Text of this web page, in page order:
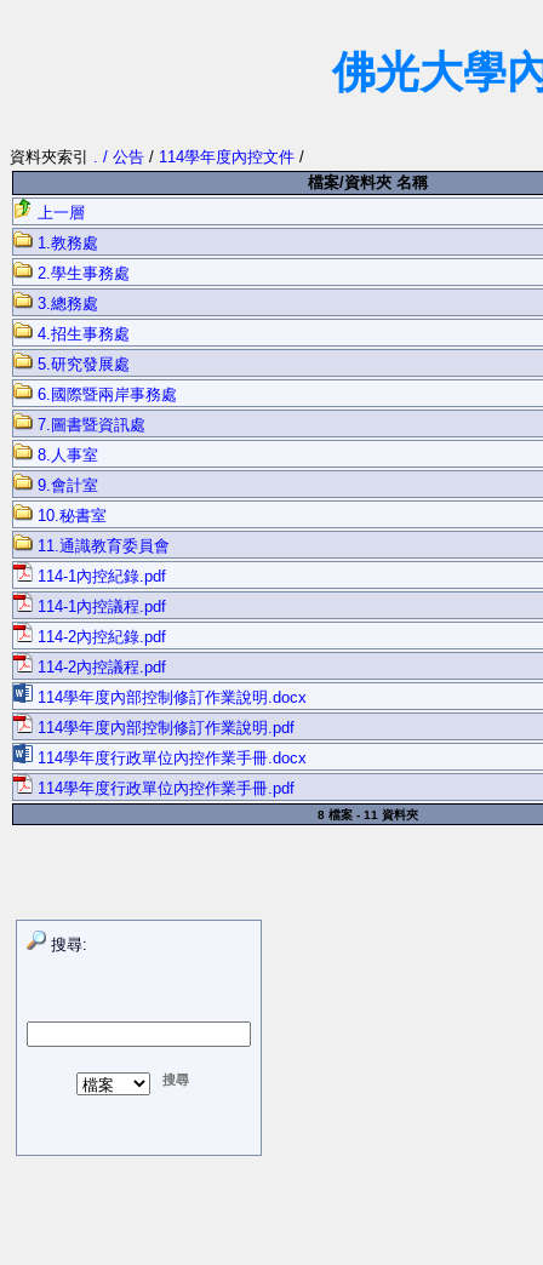
佛光大學
資料夾索引 . / 公告 / 114學年度內控文件 /
檔案/資料夾 名稱
上一層
1.教務處
2.學生事務處
3.總務處
4.招生事務處
5.研究發展處
6.國際暨兩岸事務處
7.圖書暨資訊處
8.人事室
9.會計室
10.秘書室
11.通識教育委員會
114-1內控紀錄.pdf
114-1內控議程.pdf
114-2內控紀錄.pdf
114-2內控議程.pdf
114學年度內部控制修訂作業說明.docx
114學年度內部控制修訂作業說明.pdf
114學年度行政單位內控作業手冊.docx
114學年度行政單位內控作業手冊.pdf
8 檔案 - 11 資料夾
搜尋: